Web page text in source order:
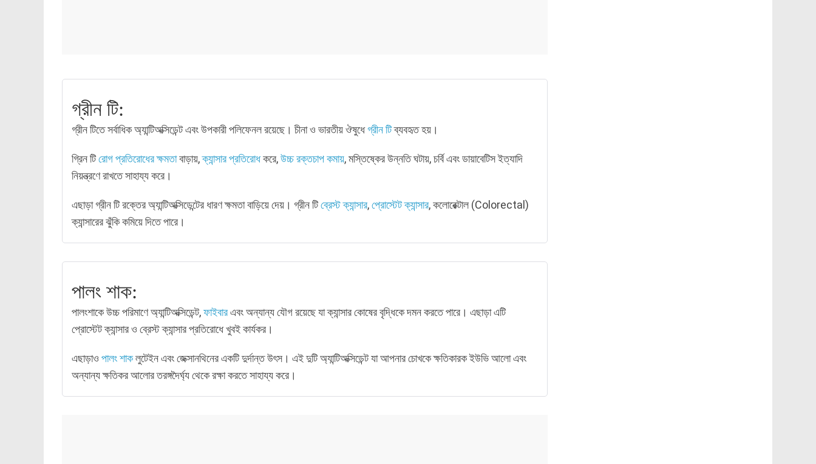
গ্রীন টি:
গ্রীন টিতে সর্বাধিক অ্যান্টিঅক্সিডেন্ট এবং উপকারী পলিফেনল রয়েছে। চীনা ও ভারতীয় ঔষুধেগ্রীন টিব্যবহৃত হয়।
গ্রিন টিরোগ প্রতিরোধের ক্ষমতাবাড়ায়,ক্যান্সার প্রতিরোধকরে,উচ্চ রক্তচাপ কমায়, মস্তিষ্কের উন্নতি ঘটায়, চর্বি এবং ডায়াবেটিস ইত্যাদি
নিয়ন্ত্রণে রাখতে সাহায্য করে।
এছাড়া গ্রীন টি রক্তের অ্যান্টিঅক্সিডেন্টের ধারণ ক্ষমতা বাড়িয়ে দেয়। গ্রীন টিব্রেস্ট ক্যান্সার,প্রোস্টেট ক্যান্সার, কলোরেক্টাল (Colorectal)
ক্যান্সারের ঝুঁকি কমিয়ে দিতে পারে।
পালং শাক:
পালংশাকে উচ্চ পরিমাণে অ্যান্টিঅক্সিডেন্ট,ফাইবারএবং অন্যান্য যৌগ রয়েছে যা ক্যান্সার কোষের বৃদ্ধিকে দমন করতে পারে। এছাড়া এটি
প্রোস্টেট ক্যান্সার ও ব্রেস্ট ক্যান্সার প্রতিরোধে খুবই কার্যকর।
এছাড়াও পালং শাকলুটেইন এবং জেক্সানথিনের একটি দুর্দান্ত উৎস। এই দুটি অ্যান্টিঅক্সিডেন্ট যা আপনার চোখকে ক্ষতিকারক ইউভি আলো এবং
অন্যান্য ক্ষতিকর আলোর তরঙ্গদৈর্ঘ্য থেকে রক্ষা করতে সাহায্য করে।